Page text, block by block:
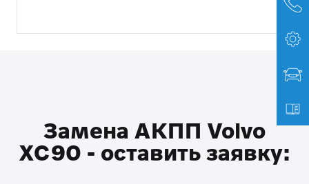
Замена АКПП Volvo
XC90 - оставить заявку: